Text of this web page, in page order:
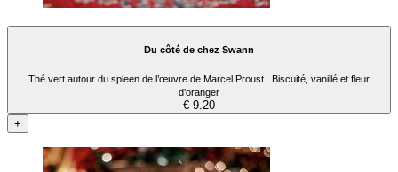
Du côté de chez Swann
Thé vert autour du spleen de l’œuvre de Marcel Proust . Biscuité, vanillé et fleur
d’oranger
€ 9.20
+